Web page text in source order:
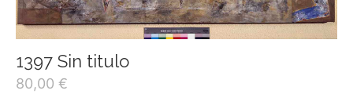
1397 Sin titulo
80,00 €